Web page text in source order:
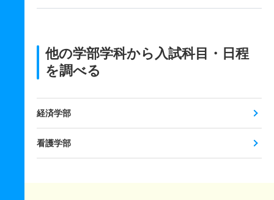
他の学部学科から入試科目・日程
を調べる
経済学部
看護学部